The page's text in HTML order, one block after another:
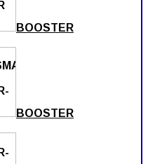
BOOSTER
BOOSTER